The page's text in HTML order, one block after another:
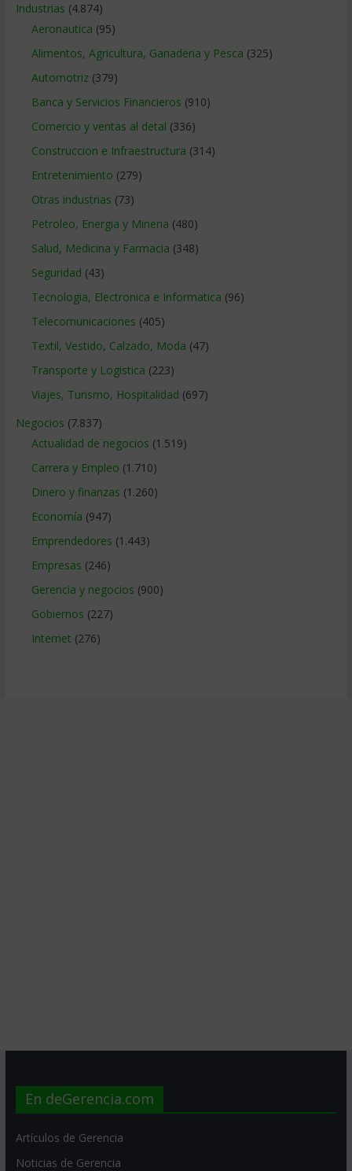
Industrias (4.874)
Aeronautica (95)
Alimentos, Agricultura, Ganaderia y Pesca (325)
Automotriz(379)
Banca y Servicios Financieros (910)
Comercio y ventas al detal (336)
Construccion e Infraestructura (314)
Entretenimiento (279)
Otras industrias (73)
Petroleo, Energia y Mineria (480)
Salud, Medicina y Farmacia (348)
Seguridad (43)
Tecnologia, Electronica e Informatica (96)
Telecomunicaciones (405)
Textil, Vestido, Calzado, Moda (47)
Transporte y Logistica (223)
Viajes, Turismo, Hospitalidad (697)
Negocios (7.837)
Actualidad de negocios (1.519)
Carrera y Empleo (1.710)
Dinero y finanzas (1.260)
Economía (947)
Emprendedores (1.443)
Empresas (246)
Gerencia y negocios (900)
Gobiernos (227)
Internet (276)
En deGerencia.com
Artículos de Gerencia
Noticias de Gerencia